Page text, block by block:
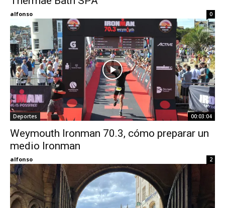
alfonso 0
Deportes 00:03:04
Weymouth Ironman 70.3, cómo preparar un
medio Ironman
alfonso 2